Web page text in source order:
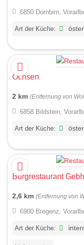
6850 Dornbirn,
Art der Küche:
Ochsen
2 km (Entfernung von
6858 Bildstein,
Art der Küche:
Burgrestaurant
2,6 km (Entfernung von
6900 Bregenz,
Art der Küche: